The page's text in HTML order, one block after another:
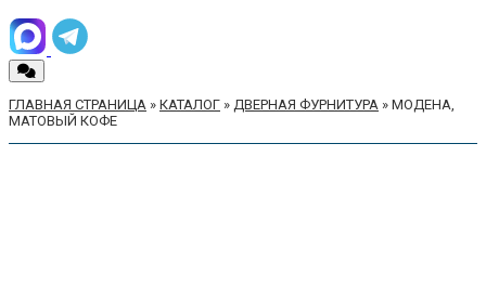
ГЛАВНАЯ СТРАНИЦА » КАТАЛОГ » ДВЕРНАЯ ФУРНИТУРА » МОДЕНА,
МАТОВЫЙ КОФЕ